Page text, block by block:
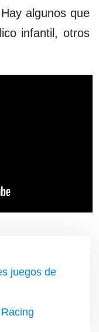
Hay algunos que
infantil, otros
juegos de